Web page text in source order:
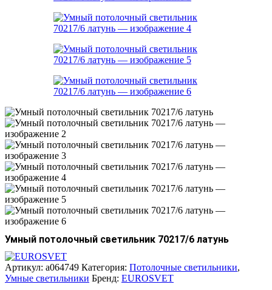
Умный потолочный светильник 70217/6 латунь
Артикул: a064749 Категория: Потолочные светильники,
Умные светильники Бренд: EUROSVET